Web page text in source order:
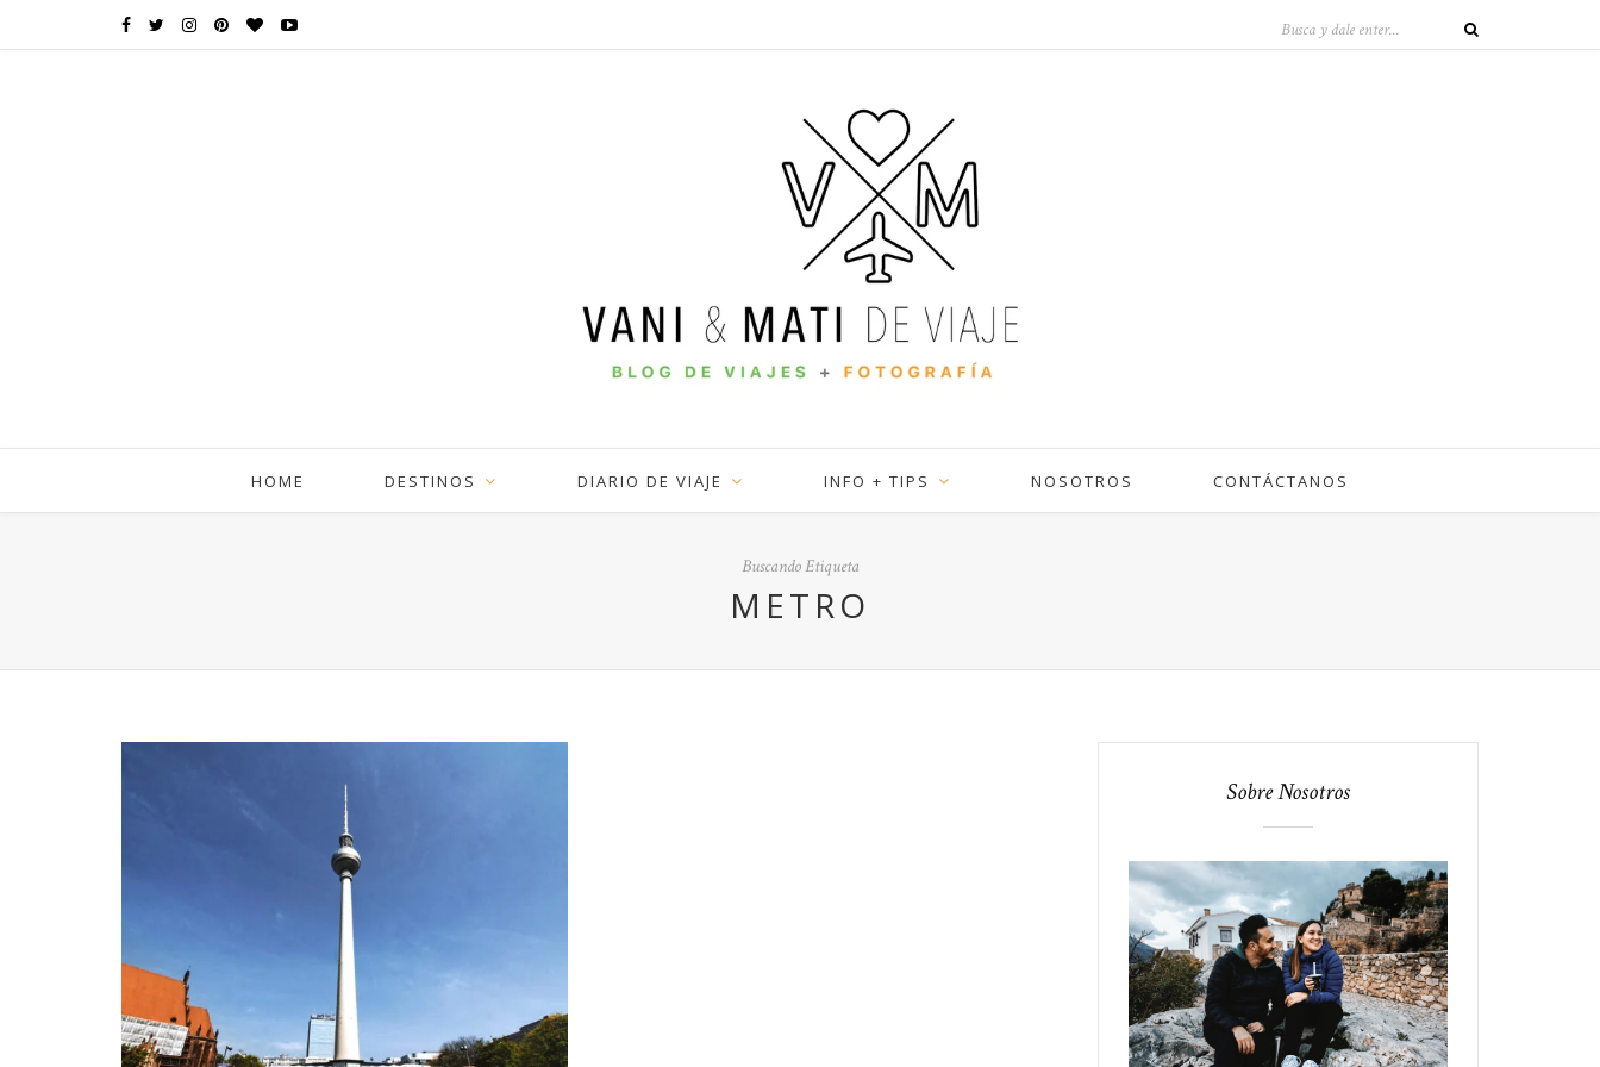
HOME DESTINOS DIARIO DE VIAJE INFO + TIPS NOSOTROS CONTÁCTANOS
Buscando Etiqueta
METRO
Sobre Nosotros